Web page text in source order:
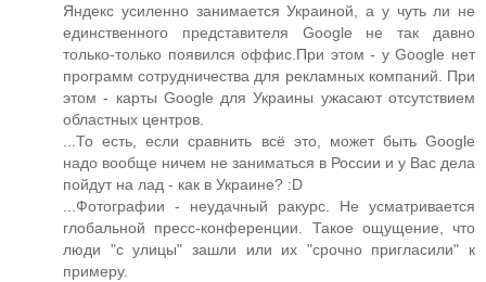
Яндекс усиленно занимается Украиной, а у чуть ли не
единственного представителя Google не так давно
только-только появился оффис.При этом - у Google нет
программ сотрудничества для рекламных компаний. При
этом - карты Google для Украины ужасают отсутствием
областных центров.
...То есть, если сравнить всё это, может быть Google
надо вообще ничем не заниматься в России и у Вас дела
пойдут на лад - как в Украине? :D
...Фотографии - неудачный ракурс. Не усматривается
глобальной пресс-конференции. Такое ощущение, что
люди "с улицы" зашли или их "срочно пригласили" к
примеру.